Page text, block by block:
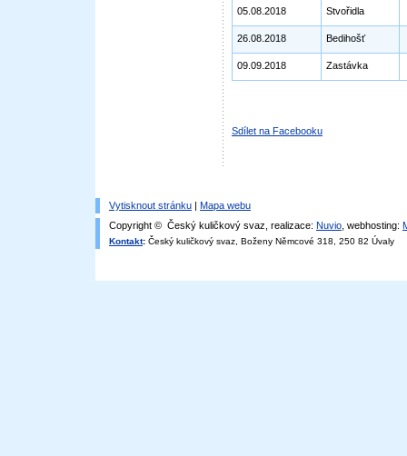
05.08.2018 Stvořidla
26.08.2018 Bedihošť
09.09.2018 Zastávka
Sdílet na Facebooku
Vytisknout stránku | Mapa webu
Copyright © Český kuličkový svaz, realizace: Nuvio , webhosting:
Kontakt: Český kuličkový svaz, Boženy Němcové 318, 250 82 Úvaly